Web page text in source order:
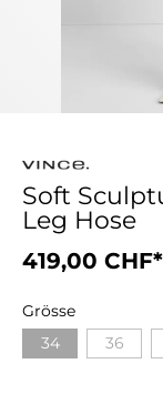
Soft
Leg Hose
419,00 CHF*
Grösse
34
36